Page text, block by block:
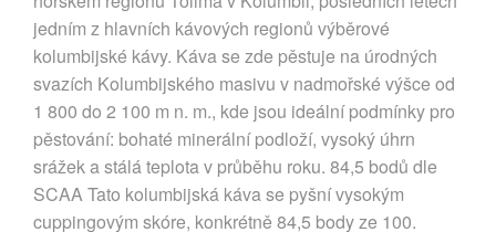
jedním z hlavních kávových regionů výběrové
kolumbijské kávy. Káva se zde pěstuje na úrodných
svazích Kolumbijského masivu v nadmořské výšce od
1 800 do 2 100 m n. m., kde jsou ideální podmínky pro
pěstování: bohaté minerální podloží, vysoký úhrn
srážek a stálá teplota v průběhu roku. 84,5 bodů dle
SCAA Tato kolumbijská káva se pyšní vysokým
cuppingovým skóre, konkrétně 84,5 body ze 100.